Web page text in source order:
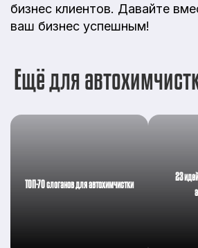
бизнес клиентов. Давайте
ваш бизнес успешным!
Ещё для
ТОП-70 слоганов для автохимчистки
23